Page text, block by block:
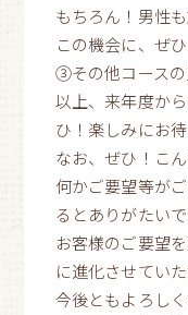
もちろん！男性
この機会に、ぜ
③その他コースの
以上、来年度か
ひ！楽しみにお待
なお、ぜひ！こ
何かご要望等が
るとありがたいで
お客様のご要望
に進化させてい
今後ともよろし